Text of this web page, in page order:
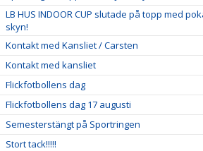
LB HUS INDOOR CUP slutade på topp med
skyn!
Kontakt med Kansliet / Carsten
Kontakt med kansliet
Flickfotbollens dag
Flickfotbollens dag 17 augusti
Semesterstängt på Sportringen
Stort tack!!!!!